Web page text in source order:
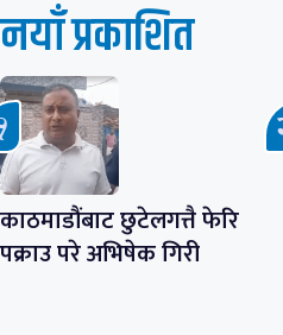
नयाँ प्रकाशित
काठमाडौंबाट छुटेलगत्तै फेरि
पक्राउ परे अभिषेक गिरी